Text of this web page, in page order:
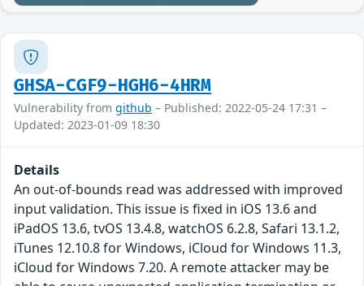
GHSA-CGF9-HGH6-4HRM
Vulnerability from github – Published: 2022-05-24 17:31 –
Updated: 2023-01-09 18:30
Details
An out-of-bounds read was addressed with improved
input validation. This issue is fixed in iOS 13.6 and
iPadOS 13.6, tvOS 13.4.8, watchOS 6.2.8, Safari 13.1.2,
iTunes 12.10.8 for Windows, iCloud for Windows 11.3,
iCloud for Windows 7.20. A remote attacker may be